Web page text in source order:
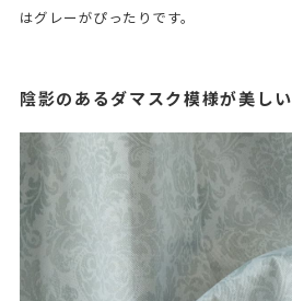
はグレーがぴったりです。
陰影のあるダマスク模様が美しい